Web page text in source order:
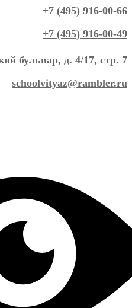
+7 (495) 916-00-66
+7 (495) 916-00-49
бульвар, д. 4/17, стр. 7
schoolvityaz@rambler.ru